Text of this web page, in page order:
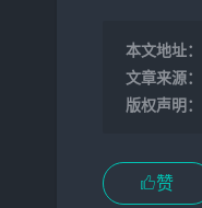
本文地址：
文章来源：
版权声明：
赞